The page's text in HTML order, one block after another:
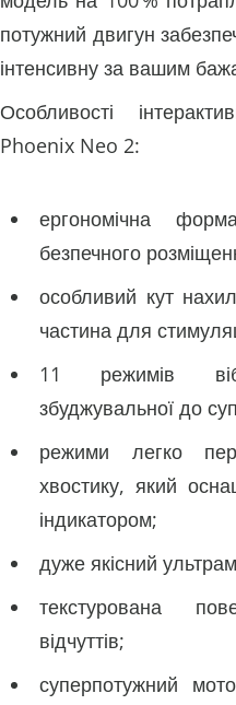
потужний двигун
інтенсивну за вашим
Особливості
Phoenix Neo 2:
ергономічна
безпечного
особливий кут
частина для
11 режимів
збуджувальної до
режими легко
хвостику, який
індикатором;
дуже якісний
текстурована
відчуттів;
суперпотужний